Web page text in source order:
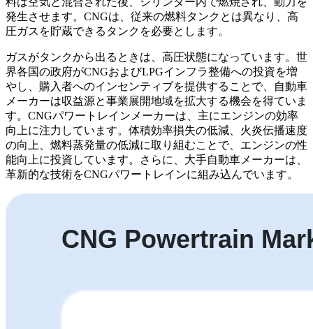
発生させます。CNGは、従来の燃料タンクとは異なり、高
圧ガスを貯蔵できるタンクを必要とします。
ガスがタンクから出るときは、高圧状態になっています。世
界各国の政府がCNGおよびLPGインフラ整備への投資を増
やし、購入者へのインセンティブを提供することで、自動車
メーカーは収益源と事業展開地域を拡大する機会を得ていま
す。CNGパワートレインメーカーは、主にエンジンの効率
向上に注力しています。体積効率損失の低減、火炎伝播速度
の向上、燃料蒸発量の低減に取り組むことで、エンジンの性
能向上に投資しています。さらに、大手自動車メーカーは、
革新的な技術をCNGパワートレインに組み込んでいます。